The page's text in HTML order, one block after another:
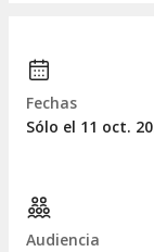
Fechas
Sólo el 11 oct.
Audiencia